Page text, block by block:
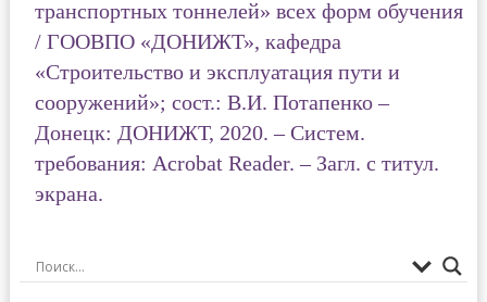
транспортных тоннелей» всех форм обучения
/ ГООВПО «ДОНИЖТ», кафедра
«Строительство и эксплуатация пути и
сооружений»; сост.: В.И. Потапенко –
Донецк: ДОНИЖТ, 2020. – Систем.
требования: Acrobat Reader. – Загл. с титул.
экрана.